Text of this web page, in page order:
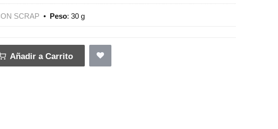
SCRAP • Peso:30 g
Añadir a Carrito